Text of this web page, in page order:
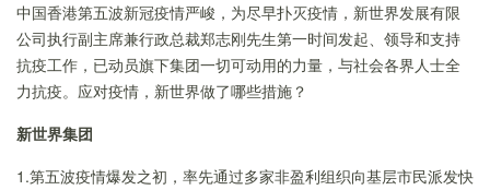
中国香港第五波新冠疫情严峻，为尽早扑灭疫情，新世界发展有限
公司执行副主席兼行政总裁郑志刚先生第一时间发起、领导和支持
抗疫工作，已动员旗下集团一切可动用的力量，与社会各界人士全
力抗疫。应对疫情，新世界做了哪些措施？
新世界集团
1.第五波疫情爆发之初，率先通过多家非盈利组织向基层市民派发快